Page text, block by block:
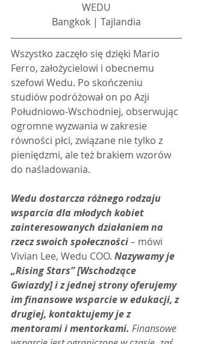
WEDU
Bangkok | Tajlandia
Wszystko zaczęło się dzięki Mario
Ferro, założycielowi i obecnemu
szefowi Wedu. Po skończeniu
studiów podróżował on po Azji
Południowo-Wschodniej, obserwując
ogromne wyzwania w zakresie
równości płci, związane nie tylko z
pieniędzmi, ale też brakiem wzorów
do naśladowania.
Wedu dostarcza różnego rodzaju
wsparcia dla młodych kobiet
zainteresowanych działaniem na
rzecz swoich społeczności – mówi
Vivian Lee, Wedu COO. Nazywamy je
„Rising Stars” [Wschodzące
Gwiazdy] i z jednej strony oferujemy
im finansowe wsparcie w edukacji, z
drugiej, kontaktujemy je z
mentorami i mentorkami. Finansowe